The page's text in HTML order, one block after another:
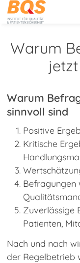
.
Public
'
Warum
Warum
sinnvoll sind
Positive
Kritische
Befragungen
Zuverlässige
Patienten,
Nach und nach
der Regelbetrieb